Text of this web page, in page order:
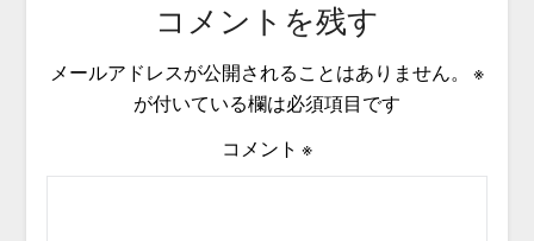
コメントを残す
メールアドレスが公開されることはありません。
※
が付いている欄は必須項目です
コメント ※